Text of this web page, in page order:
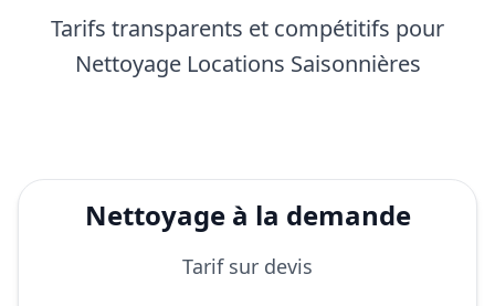
Tarifs transparents et compétitifs pour
Nettoyage Locations Saisonnières
Nettoyage à la demande
Tarif sur devis